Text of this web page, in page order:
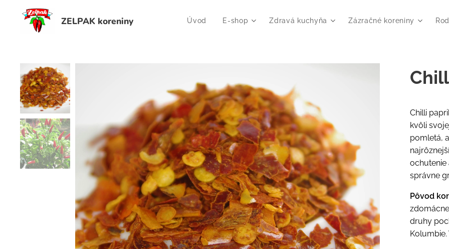
ZELPAK koreniny Úvod E-shop Zdravá kuchyňa Zázračné koreniny
Chilli
kvôli
pomletá,
ochutenie
správne
Pôvod
druhy